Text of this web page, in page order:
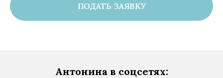
ПОДАТЬ ЗАЯВКУ
Антонина в соцсетях: